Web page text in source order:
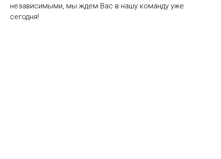
независимыми, мы ждем Вас в нашу команду уже
сегодня!